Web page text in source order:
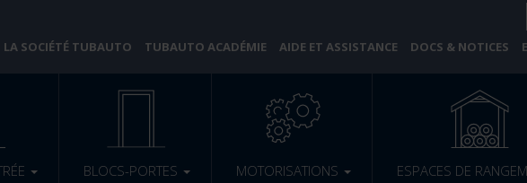
LA SOCIÉTÉ TUBAUTO TUBAUTO ACADÉMIE AIDE ET ASSISTANCE DOCS & NOTICES
BLOCS-PORTES MOTORISATIONS ESPACES DE